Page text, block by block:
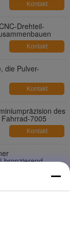
Kontakt
Drehteil-
Kontakt
die Pulver-
Kontakt
des
7005
Kontakt
bronzierend